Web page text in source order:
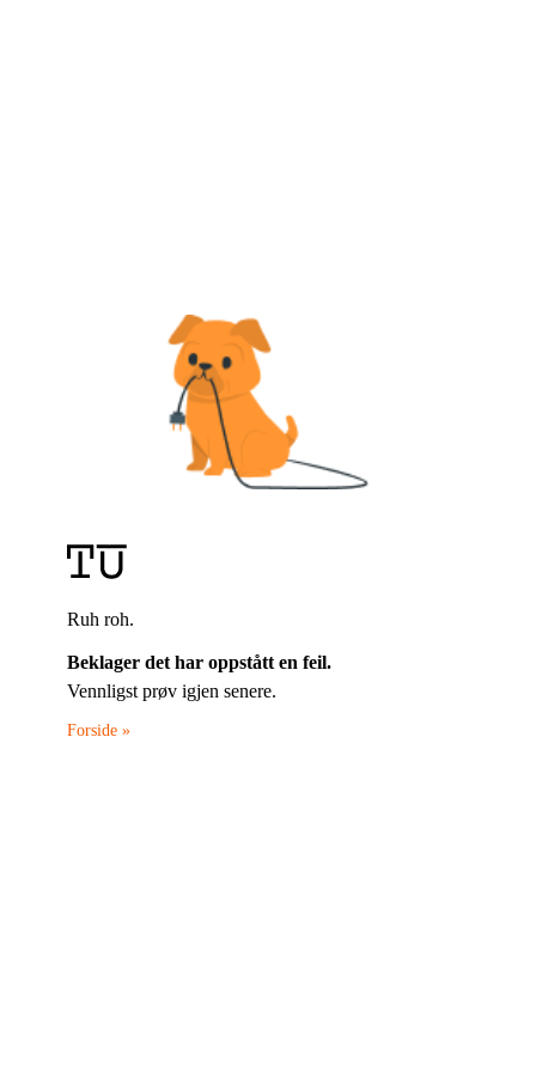
Ruh roh.
Beklager det har oppstått en feil.
Vennligst prøv igjen senere.
Forside »